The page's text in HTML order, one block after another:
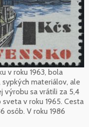
v roku 1963, bola
materiálov, ale
výrobu sa vrátili za 5,4
v roku 1965. Cesta
osôb. V roku 1986